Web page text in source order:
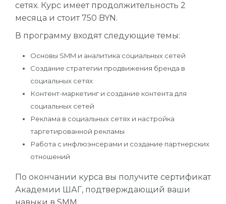
сетях. Курс имеет продолжительность 2
месяца и стоит 750 BYN.
В программу входят следующие темы:
Основы SMM и аналитика социальных сетей
Создание стратегии продвижения бренда в
социальных сетях
Контент-маркетинг и создание контента для
социальных сетей
Реклама в социальных сетях и настройка
таргетированной рекламы
Работа с инфлюэнсерами и создание партнерских
отношений
По окончании курса вы получите сертификат
Академии ШАГ, подтверждающий ваши